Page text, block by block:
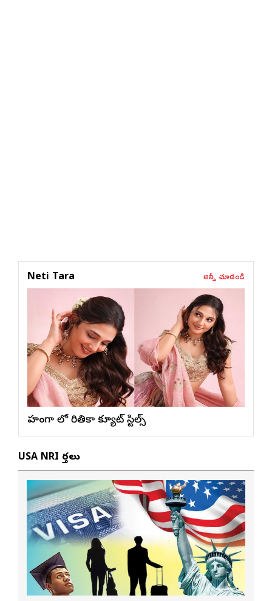
Neti Tara అన్నీ చూడండి
లెహంగా లో రితికా క్యూట్ స్టిల్స్
USA NRI వార్తలు